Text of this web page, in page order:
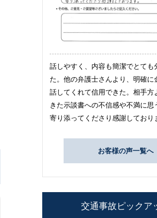
話しやすく、内容も簡潔でとても
た。他の弁護士さんより、明確に
話してくれて信用できた。相手方
きた示談書への不信感や不満に思
寄り添ってくださり感謝しており
お客様の声一覧へ
交通事故ピックア